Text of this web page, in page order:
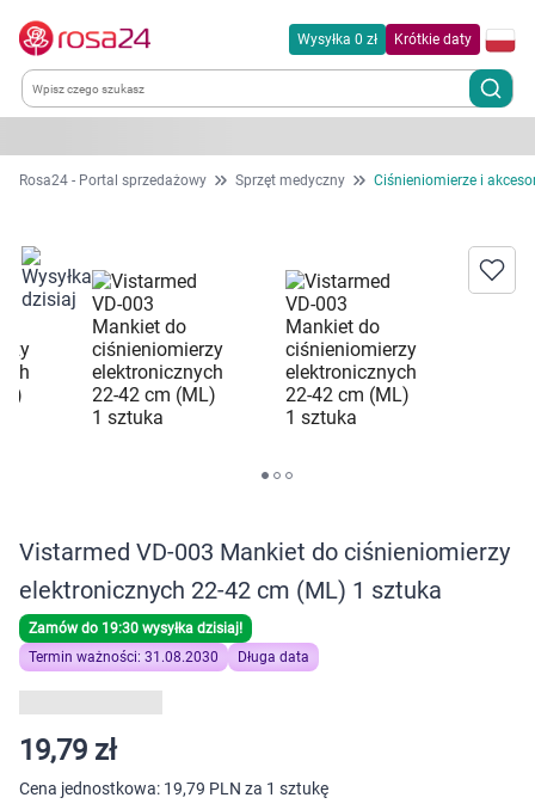
Wysyłka 0 zł Krótkie daty
Kategorie
Dla zwierząt
Dom i ogród
Zdrowie
Dziecko
Higiena
Kosmetyki
Zdrowy styl życia
Rosa24 - Portal sprzedażowy Sprzęt medyczny Ciśnieniomierze i
Vistarmed VD-003 Mankiet do ciśnieniomierzy
elektronicznych 22-42 cm (ML) 1 sztuka
Zamów do 19:30 wysyłka dzisiaj!
Termin ważności: 31.08.2030
Długa data
19,79 zł
Cena jednostkowa: 19,79 PLN za 1 sztukę